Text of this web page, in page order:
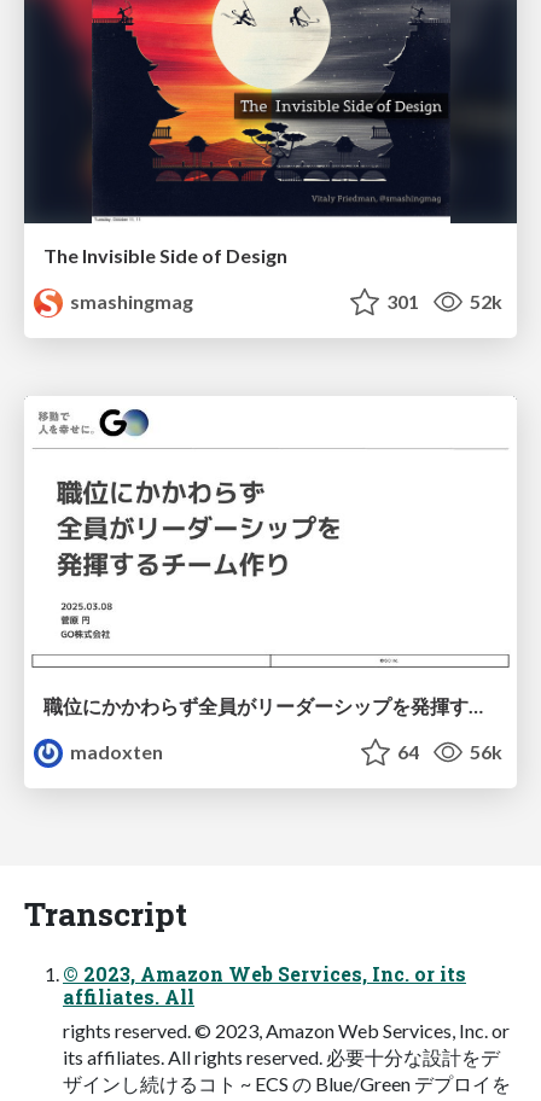
The Invisible Side of Design
smashingmag
301 52k
madoxten
64 56k
Transcript
© 2023, Amazon Web Services, Inc. or its
affiliates. All
rights reserved. © 2023, Amazon Web Services, Inc. or
its affiliates. All rights reserved. 必要⼗分な設計をデ
ザインし続けるコト ~ ECS の Blue/Green デプロイを